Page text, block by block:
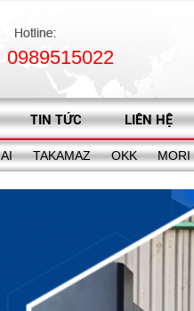
0989515022
TIN TỨC LIÊN HỆ
TAKAMAZ OKK MORI